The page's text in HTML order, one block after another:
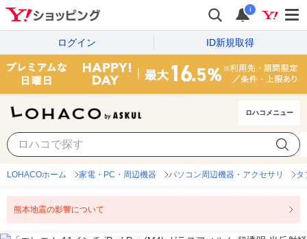
i
ログイン ID新規取得
ロハコメニュー
LOHACOホーム 家電・PC・周辺機器 パソコン周辺機器・アクセサリ タ
熊本地震の影響について